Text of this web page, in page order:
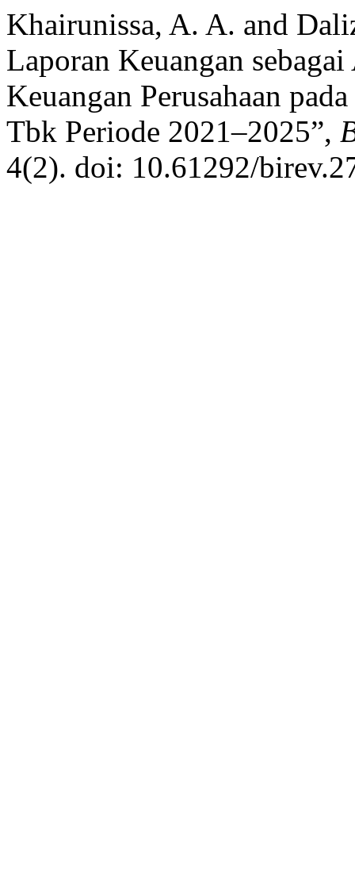
Khairunissa, A. A. and
Laporan Keuangan
Keuangan Perusahaan
Tbk Periode 2021–2025”,
4(2). doi: 10.61292/